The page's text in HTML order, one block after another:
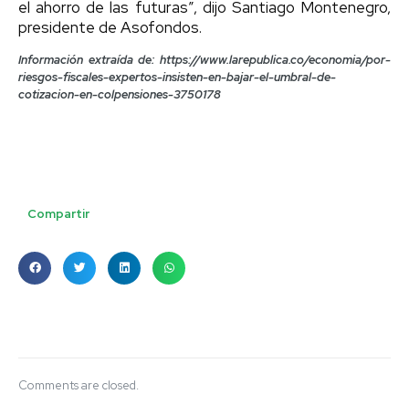
el ahorro de las futuras”, dijo Santiago Montenegro,
presidente de Asofondos.
Información extraída de: https://www.larepublica.co/economia/por-
riesgos-fiscales-expertos-insisten-en-bajar-el-umbral-de-
cotizacion-en-colpensiones-3750178
Compartir
Comments are closed.